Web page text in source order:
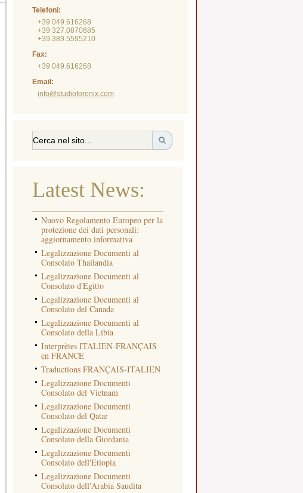
Telefoni:
+39 049.616268
+39 327.0870685
+39 389.5595210
Fax:
+39 049.616268
Email:
info@studioforenix.com
Latest News:
Nuovo Regolamento Europeo per la
protezione dei dati personali:
aggiornamento informativa
Legalizzazione Documenti al
Consolato Thailandia
Legalizzazione Documenti al
Consolato d'Egitto
Legalizzazione Documenti al
Consolato del Canada
Legalizzazione Documenti al
Consolato della Libia
Interprètes ITALIEN-FRANÇAIS
en FRANCE
Traductions FRANÇAIS-ITALIEN
Legalizzazione Documenti
Consolato del Vietnam
Legalizzazione Documenti
Consolato del Qatar
Legalizzazione Documenti
Consolato della Giordania
Legalizzazione Documenti
Consolato dell'Etiopia
Legalizzazione Documenti
Consolato dell'Arabia Saudita